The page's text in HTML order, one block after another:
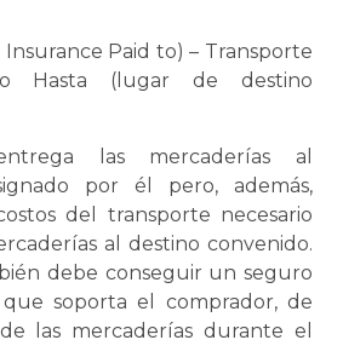
Insurance Paid to) – Transporte
Hasta (lugar de destino
las mercaderías al
por él pero, además,
del transporte necesario
al destino convenido.
debe conseguir un seguro
soporta el comprador, de
las mercaderías durante el